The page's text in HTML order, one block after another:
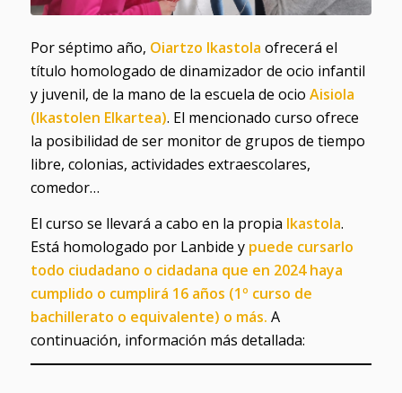
Por séptimo año, Oiartzo Ikastola ofrecerá el
título homologado de dinamizador de ocio infantil
y juvenil, de la mano de la escuela de ocio Aisiola
(Ikastolen Elkartea). El mencionado curso ofrece
la posibilidad de ser monitor de grupos de tiempo
libre, colonias, actividades extraescolares,
comedor…
El curso se llevará a cabo en la propia Ikastola.
Está homologado por Lanbide y puede cursarlo
todo ciudadano o cidadana que en 2024 haya
cumplido o cumplirá 16 años (1º curso de
bachillerato o equivalente) o más. A
continuación, información más detallada: